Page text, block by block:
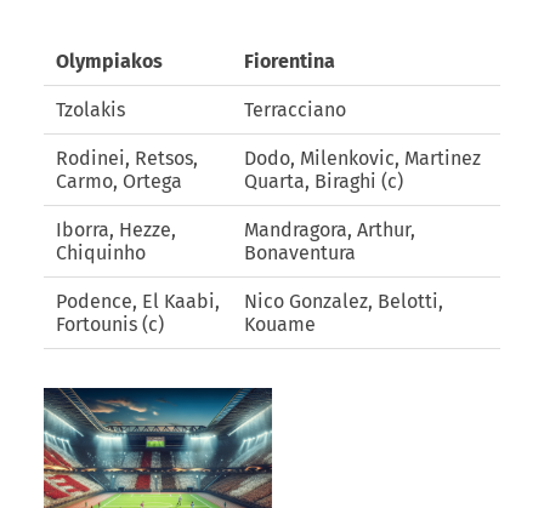
Olympiakos Fiorentina
Tzolakis Terracciano
Rodinei, Retsos,
Carmo, Ortega
Dodo, Milenkovic, Martinez
Quarta, Biraghi (c)
Iborra, Hezze,
Chiquinho
Mandragora, Arthur,
Bonaventura
Podence, El Kaabi,
Fortounis (c)
Nico Gonzalez, Belotti,
Kouame